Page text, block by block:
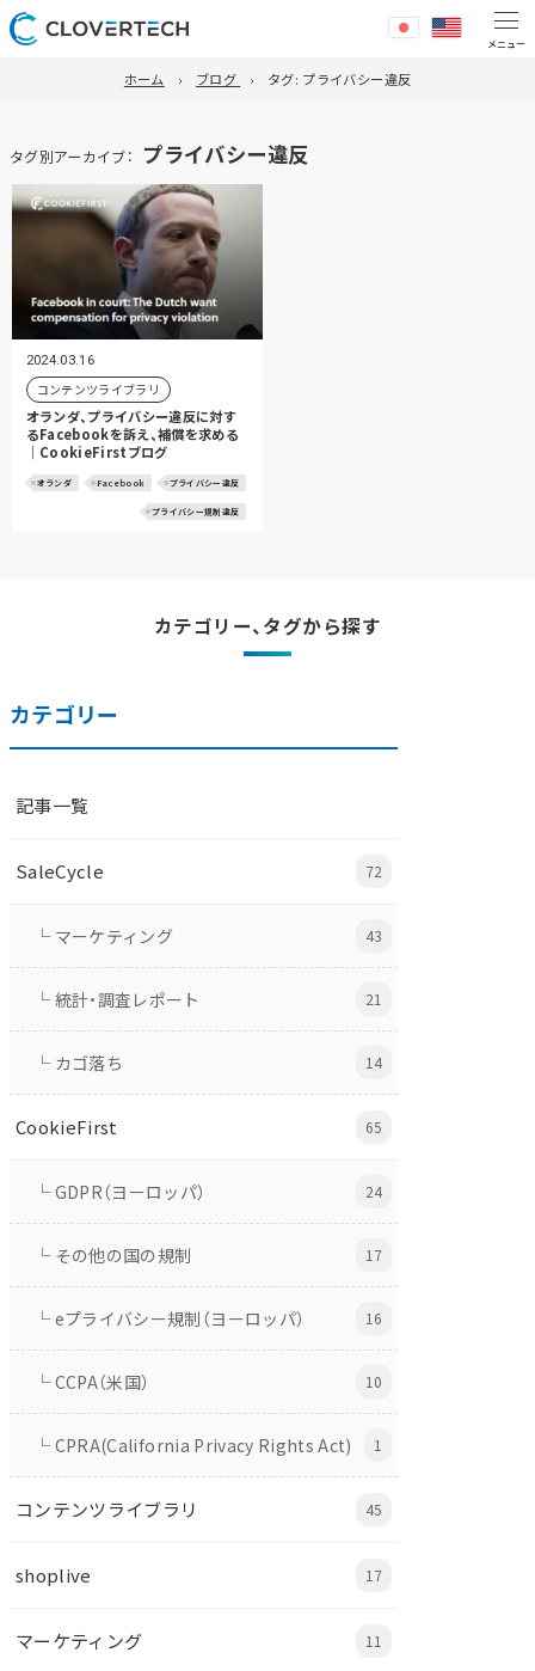
ホーム ブログ タグ: プライバシー違反
タグ別アーカイブ： プライバシー違反
2024.03.16
コンテンツライブラリ
オランダ、プライバシー違反に対す
るFacebookを訴え、補償を求める
｜CookieFirstブログ
オランダ Facebook プライバシー違反
プライバシー規制違反
カテゴリー、タグから探す
カテゴリー
記事一覧
SaleCycle 72
└ マーケティング 43
└ 統計・調査レポート 21
└ カゴ落ち 14
CookieFirst 65
└ GDPR（ヨーロッパ） 24
└ その他の国の規制 17
└ eプライバシー規制（ヨーロッパ） 16
└ CCPA（米国） 10
└ CPRA(California Privacy Rights Act) 1
コンテンツライブラリ 45
shoplive 17
マーケティング 11